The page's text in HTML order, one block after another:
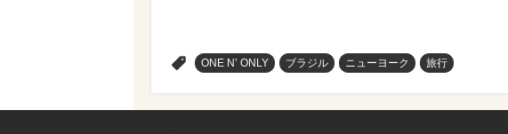
ONE N’ ONLY ブラジル ニューヨーク 旅行